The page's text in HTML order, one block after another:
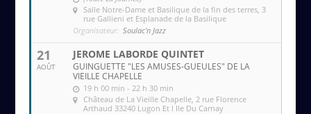
Salle Notre-Dame et Basilique de la fin des terres, 3
rue Gallieni et Esplanade de la Basilique
Organisateur: Soulac'n Jazz
21
AOÛT
JEROME LABORDE QUINTET
GUINGUETTE "LES AMUSES-GUEULES" DE LA
VIEILLE CHAPELLE
19 h 00 min - 22 h 30 min
Château de La Vieille Chapelle, 2 rue Florence
Arthaud 33240 Lugon Et l Ile Du Carnay